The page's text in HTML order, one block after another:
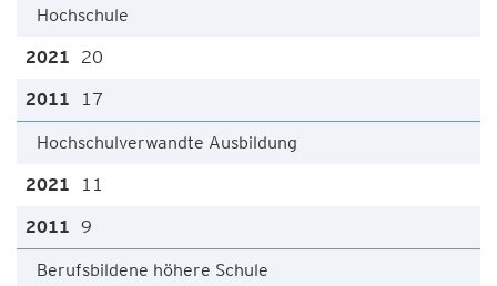
Hochschule
20
17
Hochschulverwandte Ausbildung
11
9
Berufsbildene höhere Schule